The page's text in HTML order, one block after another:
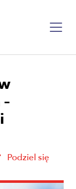
Podziel się